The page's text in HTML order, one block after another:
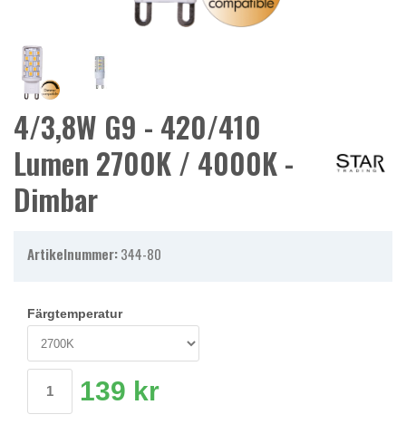
4/3,8W G9 - 420/410
Lumen 2700K / 4000K -
Dimbar
Artikelnummer:344-80
Färgtemperatur
139 kr